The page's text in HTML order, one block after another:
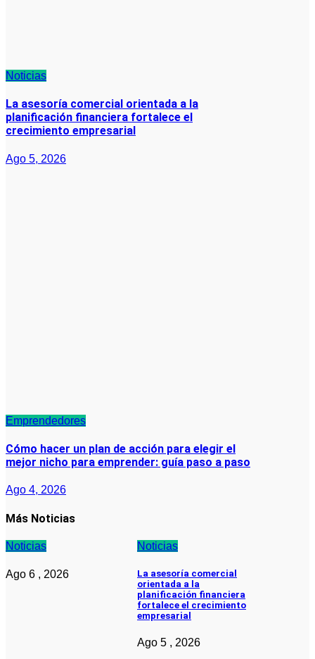
Noticias
La asesoría comercial orientada a la
planificación financiera fortalece el
crecimiento empresarial
Ago 5, 2026
Emprendedores
Cómo hacer un plan de acción para elegir el
mejor nicho para emprender: guía paso a paso
Ago 4, 2026
Más Noticias
Noticias
Ago 6 , 2026
Noticias
La asesoría comercial
orientada a la
planificación financiera
fortalece el crecimiento
empresarial
Ago 5 , 2026